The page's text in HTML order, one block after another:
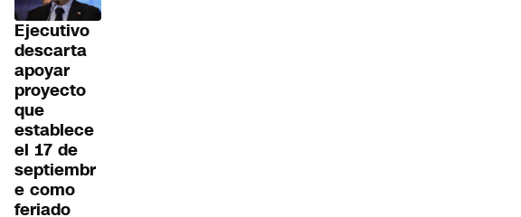
Ejecutivo
descarta
apoyar
proyecto
que
establece
el 17 de
septiembr
e como
feriado